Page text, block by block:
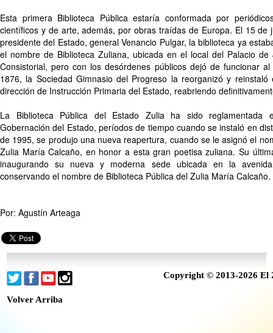
Esta primera Biblioteca Pública estaría conformada por
científicos y de arte, además, por obras traídas de Europa. El 15 de
presidente del Estado, general Venancio Pulgar, la biblioteca ya
el nombre de Biblioteca Zuliana, ubicada en el local del Palacio de
Consistorial, pero con los desórdenes públicos dejó de funcionar
1876, la Sociedad Gimnasio del Progreso la reorganizó y
dirección de Instrucción Primaria del Estado, reabriendo
La Biblioteca Pública del Estado Zulia ha sido reglamentada
Gobernación del Estado, períodos de tiempo cuando se instaló en
de 1995, se produjo una nueva reapertura, cuando se le asignó el
Zulia María Calcaño, en honor a esta gran poetisa zuliana. Su
inaugurando su nueva y moderna sede ubicada en la
conservando el nombre de Biblioteca Pública del Zulia María Calcaño.
Por: Agustín Arteaga
Copyright © 2013-2026 El
Volver Arriba